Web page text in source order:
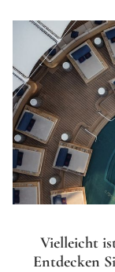
Vielleicht
Entdecken